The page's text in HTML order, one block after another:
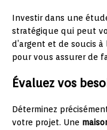
Investir dans une
stratégique qui peut
d’argent et de soucis
pour vous assurer de
Évaluez vos
Déterminez
votre projet. Une